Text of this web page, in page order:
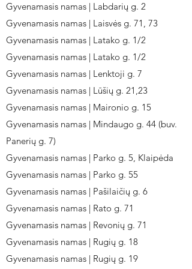
Gyvenamasis namas | Labdarių g. 2
Gyvenamasis namas | Laisvės g. 71, 73
Gyvenamasis namas | Latako g. 1/2
Gyvenamasis namas | Latako g. 1/2
Gyvenamasis namas | Lenktoji g. 7
Gyvenamasis namas | Lūšių g. 21,23
Gyvenamasis namas | Maironio g. 15
Gyvenamasis namas | Mindaugo g. 44 (buv.
Panerių g. 7)
Gyvenamasis namas | Parko g. 5, Klaipėda
Gyvenamasis namas | Parko g. 55
Gyvenamasis namas | Pašilaičių g. 6
Gyvenamasis namas | Rato g. 71
Gyvenamasis namas | Revonių g. 71
Gyvenamasis namas | Rugių g. 18
Gyvenamasis namas | Rugių g. 19